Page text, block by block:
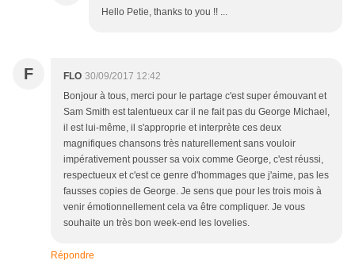
Hello Petie, thanks to you !! ...
F FLO 30/09/2017 12:42
Bonjour à tous, merci pour le partage c'est super émouvant et
Sam Smith est talentueux car il ne fait pas du George Michael,
il est lui-même, il s'approprie et interprète ces deux
magnifiques chansons très naturellement sans vouloir
impérativement pousser sa voix comme George, c'est réussi,
respectueux et c'est ce genre d'hommages que j'aime, pas les
fausses copies de George. Je sens que pour les trois mois à
venir émotionnellement cela va être compliquer. Je vous
souhaite un très bon week-end les lovelies.
Répondre